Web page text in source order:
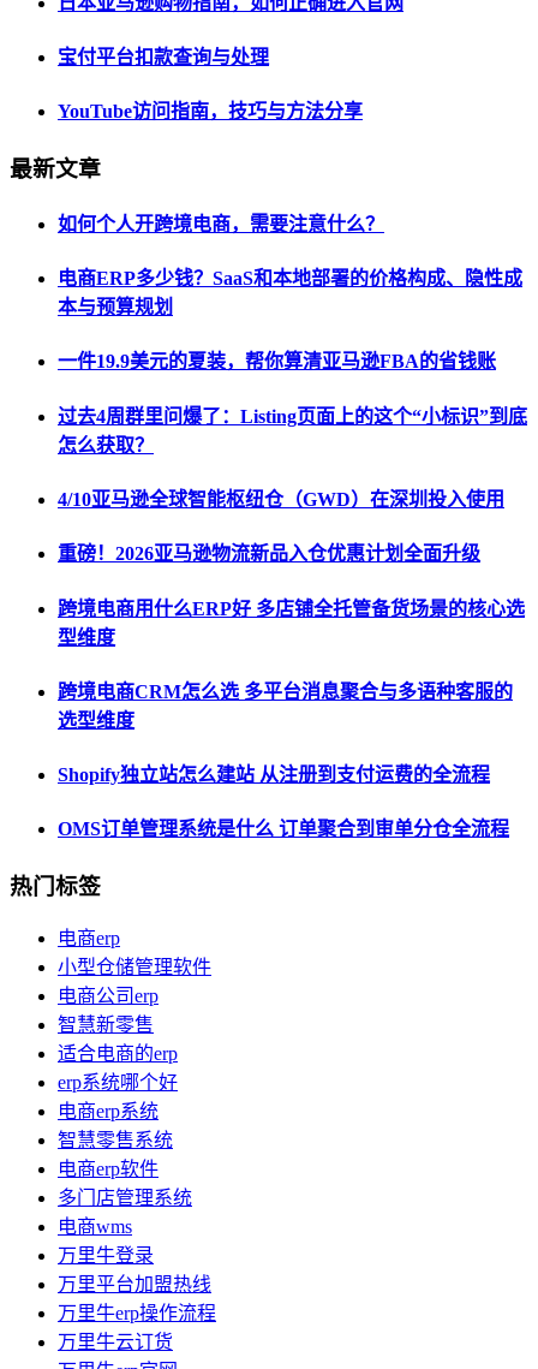
宝付平台扣款查询与处理
YouTube访问指南，技巧与方法分享
最新文章
如何个人开跨境电商，需要注意什么？
电商ERP多少钱？SaaS和本地部署的价格构成、隐性成
本与预算规划
一件19.9美元的夏装，帮你算清亚马逊FBA的省钱账
过去4周群里问爆了：Listing页面上的这个“小标识”到底
怎么获取？
4/10亚马逊全球智能枢纽仓（GWD）在深圳投入使用
重磅！2026亚马逊物流新品入仓优惠计划全面升级
跨境电商用什么ERP好 多店铺全托管备货场景的核心选
型维度
跨境电商CRM怎么选 多平台消息聚合与多语种客服的
选型维度
Shopify独立站怎么建站 从注册到支付运费的全流程
OMS订单管理系统是什么 订单聚合到审单分仓全流程
热门标签
电商erp
小型仓储管理软件
电商公司erp
智慧新零售
适合电商的erp
erp系统哪个好
电商erp系统
智慧零售系统
电商erp软件
多门店管理系统
电商wms
万里牛登录
万里平台加盟热线
万里牛erp操作流程
万里牛云订货